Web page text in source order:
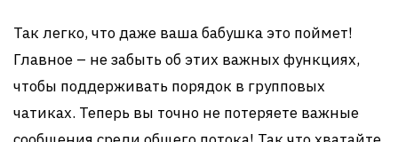
Так легко, что даже ваша бабушка это поймет!
Главное – не забыть об этих важных функциях,
чтобы поддерживать порядок в групповых
чатиках. Теперь вы точно не потеряете важные